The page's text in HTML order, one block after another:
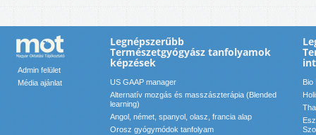
Admin felület
Média ajánlat
Legnépszerűbb
Természetgyógyász tanfolyamok
képzések
US GAAP manager
Alternatív mozgás és masszászterápia (Blended
learning)
Angol, német, spanyol, olasz, francia alap
Orosz gyógymódok tanfolyam